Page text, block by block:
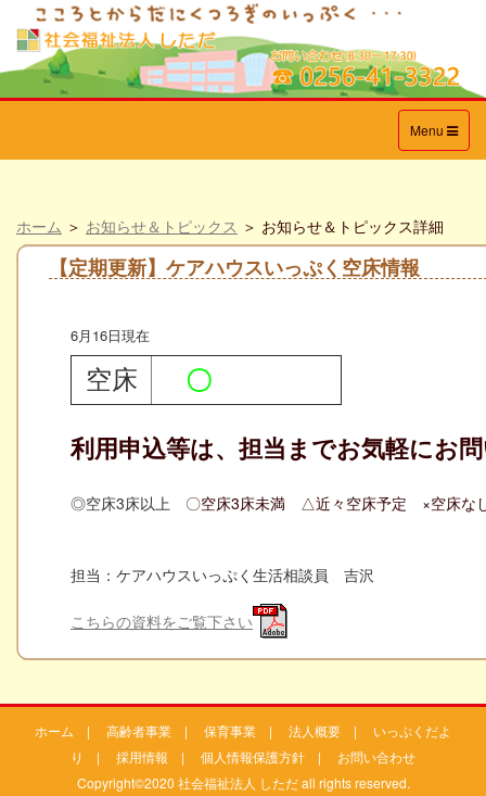
Toggle
navigation
Menu
ホーム ＞ お知らせ＆トピックス ＞ お知らせ＆トピックス詳細
【定期更新】ケアハウスいっぷく空床情報
6月16日現在
空床 〇
利用申込等は、担当までお気軽にお
◎空床3床以上 〇空床3床未満 △近々空床予定 ×空床な
担当：ケアハウスいっぷく生活相談員 吉沢
こちらの資料をご覧下さい
ホーム | 高齢者事業 | 保育事業 | 法人概要 | いっぷくだよ
り
| 採用情報 | 個人情報保護方針 | お問い合わせ
Copyright©2020 社会福祉法人 しただ all rights reserved.